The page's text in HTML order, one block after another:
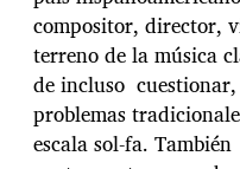
compositor, director,
terreno de la música
de incluso
problemas
escala sol-fa.